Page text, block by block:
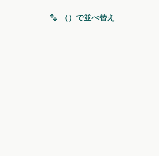
（）で並べ替え